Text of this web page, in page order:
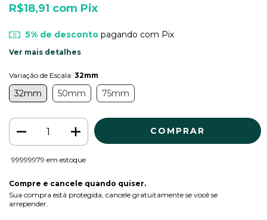
R$18,91 com Pix
5% de descontopagando com Pix
Ver mais detalhes
Variação de Escala: 32mm
32mm 50mm 75mm
99999979 em estoque
Compre e cancele quando quiser.
Sua compra está protegida, cancele gratuitamente se você se
arrepender.